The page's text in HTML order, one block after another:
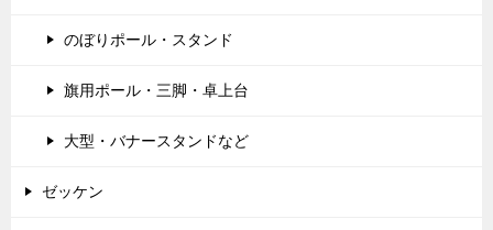
のぼりポール・スタンド
旗用ポール・三脚・卓上台
大型・バナースタンドなど
ゼッケン